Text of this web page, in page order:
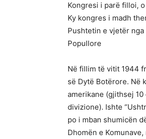
Kongresi i parë filloi,
Ky kongres i madh
Pushtetin e vjetër
Popullore
Në fillim të vitit 1944
së Dytë Botërore. Në
amerikane (gjithsej
divizione). Ishte
po i mban shumicën
Dhomën e